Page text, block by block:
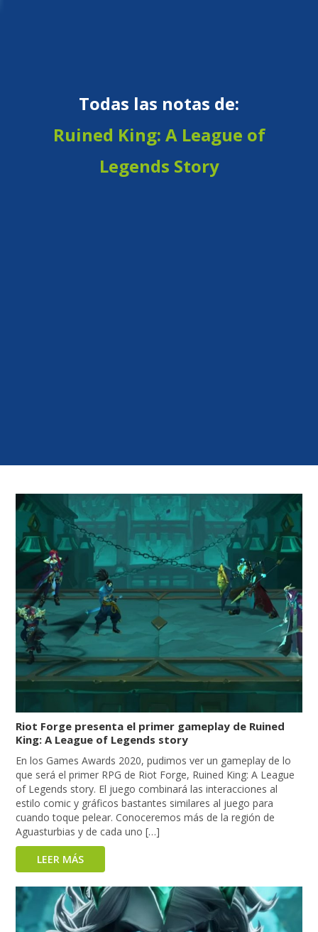
Todas las notas de:
Ruined King: A League of
Legends Story
Riot Forge presenta el primer gameplay de Ruined
King: A League of Legends story
En los Games Awards 2020, pudimos ver un gameplay de lo
que será el primer RPG de Riot Forge, Ruined King: A League
of Legends story. El juego combinará las interacciones al
estilo comic y gráficos bastantes similares al juego para
cuando toque pelear. Conoceremos más de la región de
Aguasturbias y de cada uno […]
LEER MÁS